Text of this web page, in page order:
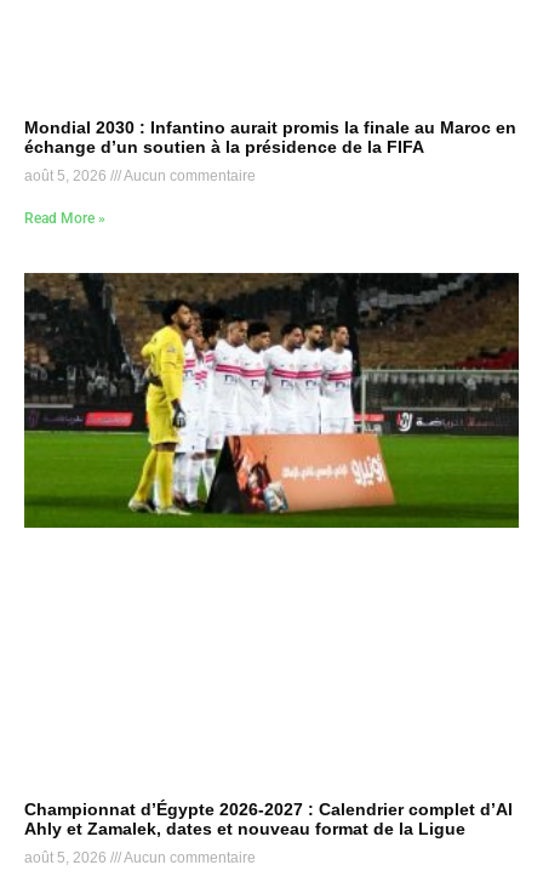
Mondial 2030 : Infantino aurait promis la finale au Maroc en
échange d’un soutien à la présidence de la FIFA
août 5, 2026 Aucun commentaire
Read More »
Championnat d’Égypte 2026-2027 : Calendrier complet d’Al
Ahly et Zamalek, dates et nouveau format de la Ligue
août 5, 2026 Aucun commentaire